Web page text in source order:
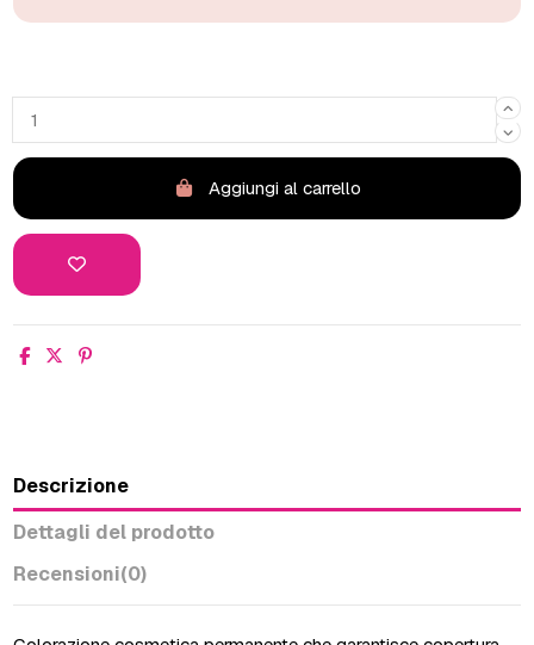
Aggiungi al carrello
Descrizione
Dettagli del prodotto
Recensioni(0)